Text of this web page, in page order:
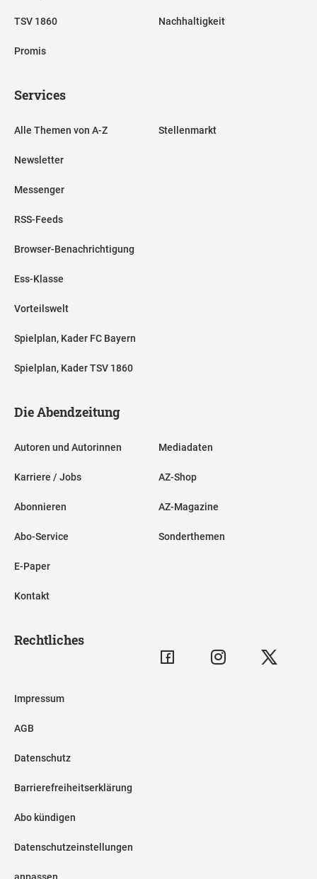
TSV 1860
Promis
Nachhaltigkeit
Services
Alle Themen von A-Z
Newsletter
Messenger
RSS-Feeds
Browser-Benachrichtigung
Ess-Klasse
Vorteilswelt
Spielplan, Kader FC Bayern
Spielplan, Kader TSV 1860
Stellenmarkt
Die Abendzeitung
Autoren und Autorinnen
Karriere / Jobs
Abonnieren
Abo-Service
E-Paper
Kontakt
Mediadaten
AZ-Shop
AZ-Magazine
Sonderthemen
Rechtliches
Impressum
AGB
Datenschutz
Barrierefreiheitserklärung
Abo kündigen
Datenschutzeinstellungen